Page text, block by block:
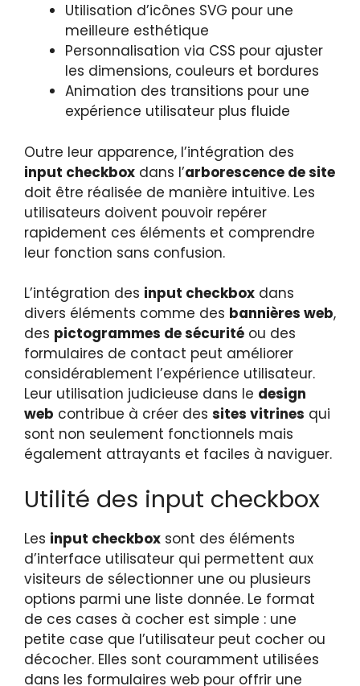
Utilisation d’icônes SVG pour une
meilleure esthétique
Personnalisation via CSS pour ajuster
les dimensions, couleurs et bordures
Animation des transitions pour une
expérience utilisateur plus fluide
Outre leur apparence, l’intégration des
input checkbox dans l’arborescence de site
doit être réalisée de manière intuitive. Les
utilisateurs doivent pouvoir repérer
rapidement ces éléments et comprendre
leur fonction sans confusion.
L’intégration des input checkbox dans
divers éléments comme des bannières web,
des pictogrammes de sécurité ou des
formulaires de contact peut améliorer
considérablement l’expérience utilisateur.
Leur utilisation judicieuse dans le design
web contribue à créer des sites vitrines qui
sont non seulement fonctionnels mais
également attrayants et faciles à naviguer.
Utilité des input checkbox
Les input checkbox sont des éléments
d’interface utilisateur qui permettent aux
visiteurs de sélectionner une ou plusieurs
options parmi une liste donnée. Le format
de ces cases à cocher est simple : une
petite case que l’utilisateur peut cocher ou
décocher. Elles sont couramment utilisées
dans les formulaires web pour offrir une